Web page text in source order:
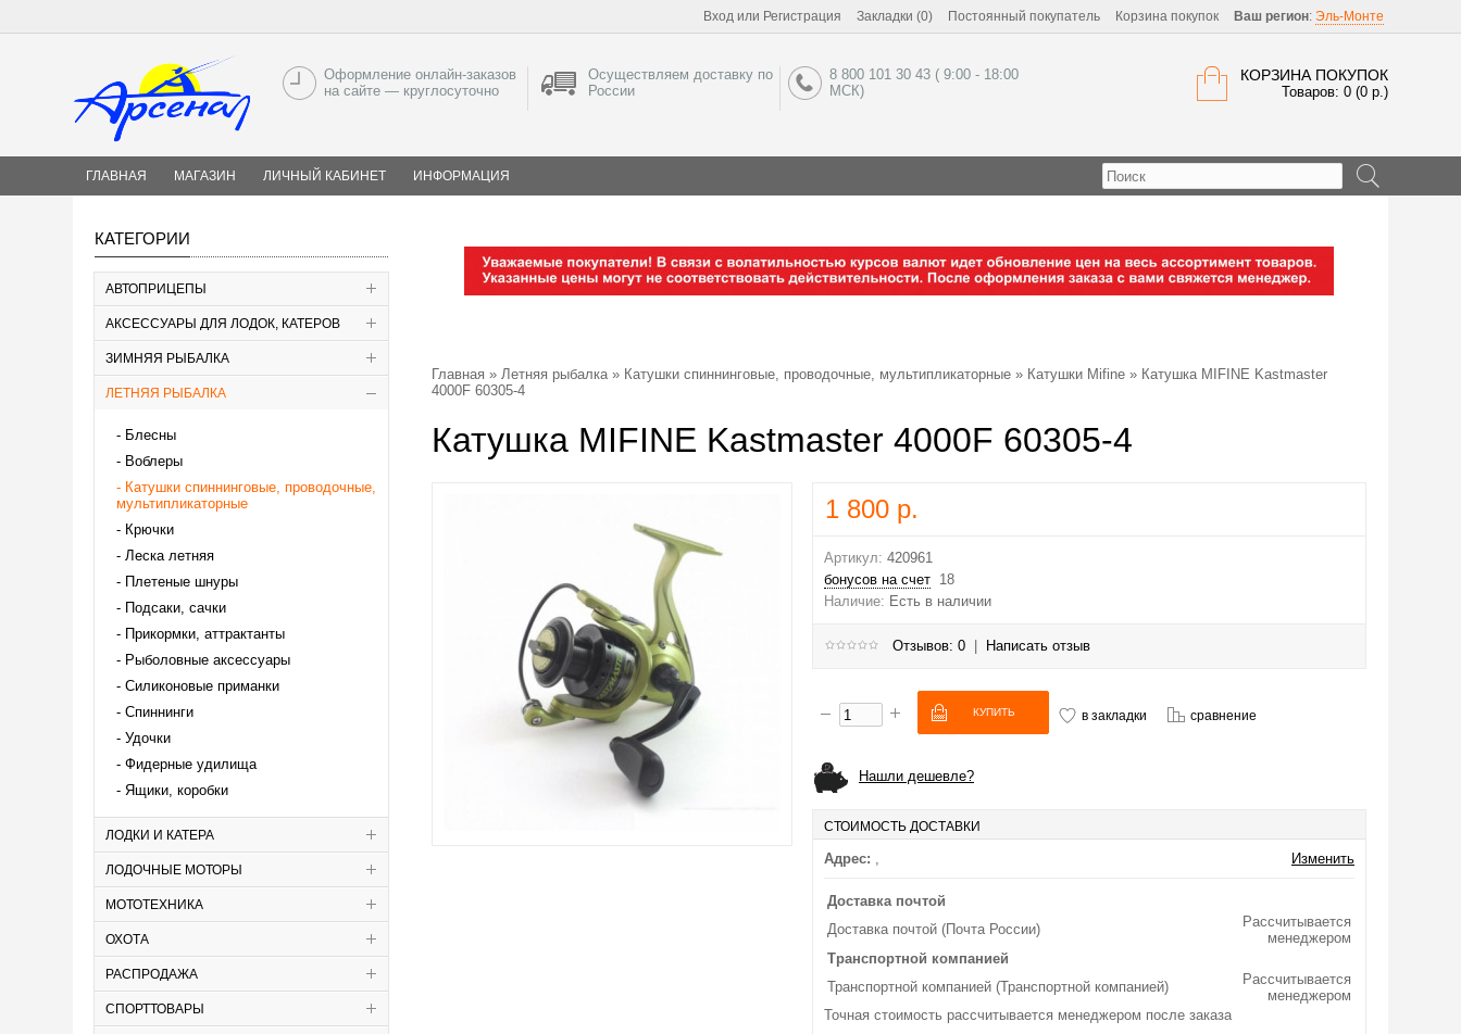
Вход или Регистрация Закладки (0) Постоянный покупатель Корзина покупок Ваш регион: Эль-Монте
КОРЗИНА ПОКУПОК
Товаров: 0 (0 р.)
Оформление онлайн-заказов
на сайте — круглосуточно
Осуществляем доставку по
России
8 800 101 30 43 ( 9:00 - 18:00
МСК)
ГЛАВНАЯ МАГАЗИН ЛИЧНЫЙ КАБИНЕТ ИНФОРМАЦИЯ
КАТЕГОРИИ
АВТОПРИЦЕПЫ
АКСЕССУАРЫ ДЛЯ ЛОДОК, КАТЕРОВ
ЗИМНЯЯ РЫБАЛКА
ЛЕТНЯЯ РЫБАЛКА
Блесны
Воблеры
Катушки спиннинговые, проводочные,
мультипликаторные
Крючки
Леска летняя
Плетеные шнуры
Подсаки, сачки
Прикормки, аттрактанты
Рыболовные аксессуары
Силиконовые приманки
Спиннинги
Удочки
Фидерные удилища
Ящики, коробки
ЛОДКИ И КАТЕРА
ЛОДОЧНЫЕ МОТОРЫ
МОТОТЕХНИКА
ОХОТА
РАСПРОДАЖА
СПОРТТОВАРЫ
Главная » Летняя рыбалка» Катушки спиннинговые, проводочные, мультипликаторные » Катушки Mifine » Катушка MIFINE Kastmaster
4000F 60305-4
Катушка MIFINE Kastmaster 4000F 60305-4
1 800 р.
Артикул: 420961
бонусов на счет 18
Наличие: Есть в наличии
Отзывов: 0 Написать отзыв
в закладки сравнение
Нашли дешевле?
СТОИМОСТЬ ДОСТАВКИ
Адрес: , Изменить
Доставка почтой
Доставка почтой (Почта России)
Рассчитывается
менеджером
Транспортной компанией
Транспортной компанией (Транспортной компанией)
Рассчитывается
менеджером
Точная стоимость рассчитывается менеджером после заказа